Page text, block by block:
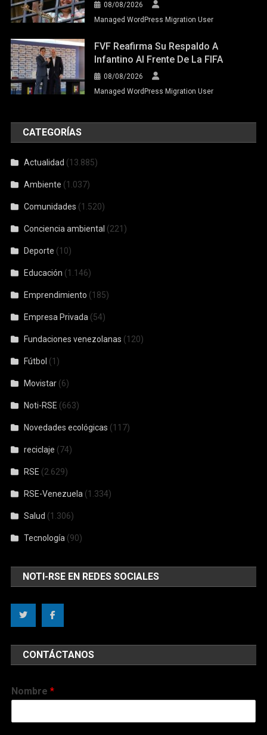
08/08/2026
Managed WordPress Migration User
FVF Reafirma Su Respaldo A
Infantino Al Frente De La FIFA
08/08/2026
Managed WordPress Migration User
CATEGORÍAS
Actualidad (13.885)
Ambiente (1.037)
Comunidades (1.520)
Conciencia ambiental (221)
Deporte (10)
Educación (1.146)
Emprendimiento (185)
Empresa Privada (54)
Fundaciones venezolanas (120)
Fútbol (1)
Movistar (6)
Noti-RSE (663)
Novedades ecológicas (117)
reciclaje (74)
RSE (2.629)
RSE-Venezuela (1.334)
Salud (1.306)
Tecnología (90)
NOTI-RSE EN REDES SOCIALES
CONTÁCTANOS
Nombre*